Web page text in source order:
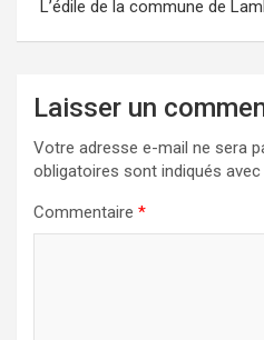
L’édile de la commune de
Laisser un
Votre adresse e-mail ne sera
obligatoires sont indiqués avec
Commentaire *